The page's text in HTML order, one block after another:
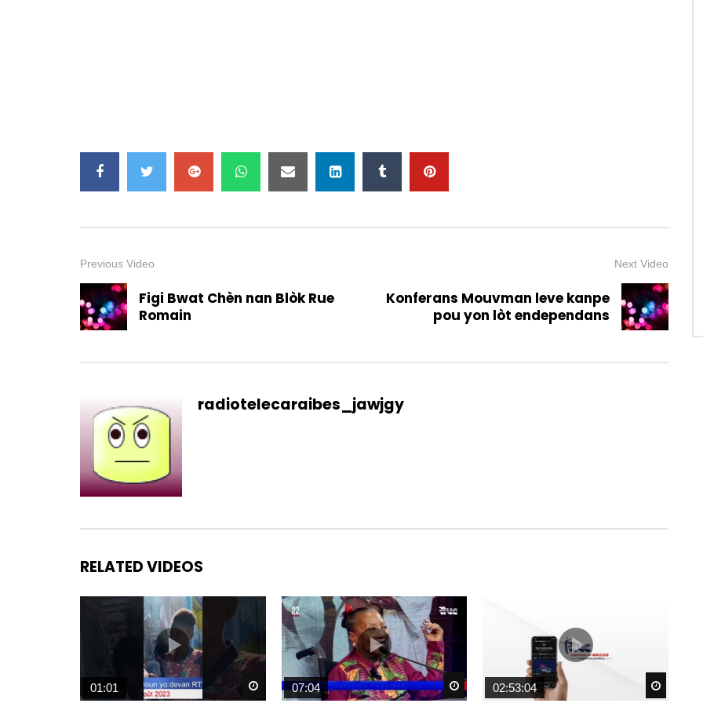
Previous Video
Figi Bwat Chèn nan Blòk Rue
Romain
Next Video
Konferans Mouvman leve kanpe
pou yon lòt endependans
radiotelecaraibes_jawjgy
RELATED VIDEOS
Watch Later
01:01 Watch Later
07:04 02:53:04